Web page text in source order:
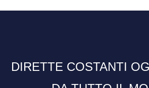
DIRETTE COSTANTI